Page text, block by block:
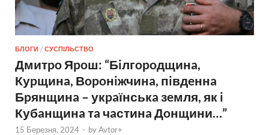
БЛОГИ / СУСПІЛЬСТВО
Дмитpo Яpoш: “Бiлгopoдщинa,
Куpщинa, Вopoнiжчинa, пiвдeннa
Бpянщинa – укpaїнськa зeмля, як i
Кубaнщинa тa чaстинa Дoнщини…”
15 Березня, 2024 - byAvtor+